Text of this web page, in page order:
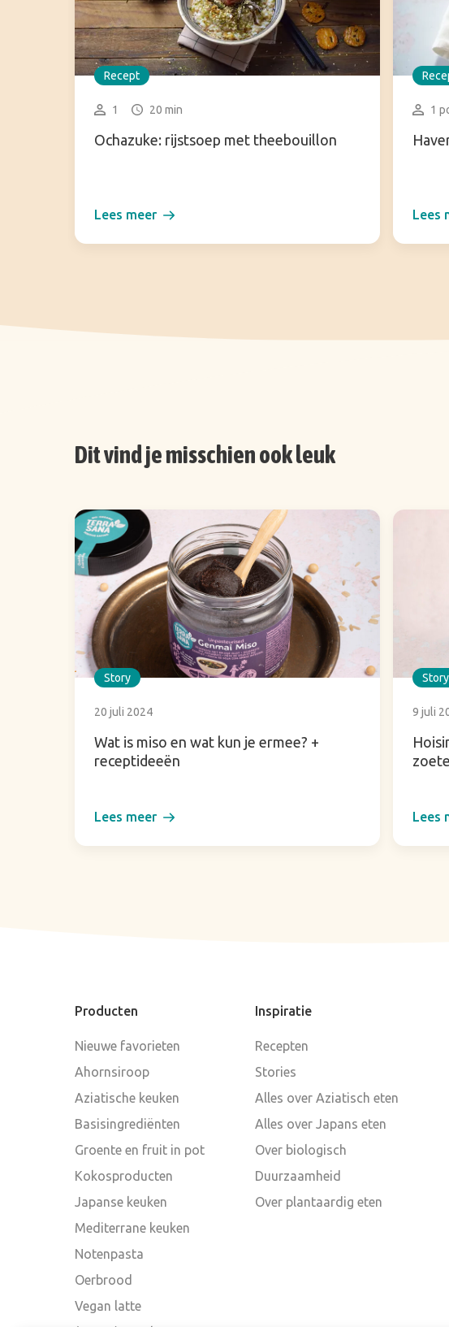
Recept
1 20 min
Ochazuke: rijstsoep met theebouillon
Lees meer
1
Lees
Dit vind je misschien ook leuk
Story
20 juli 2024
Wat is miso en wat kun je ermee? +
receptideeën
Lees meer
Story
9 juli
Lees
Producten
Nieuwe favorieten
Ahornsiroop
Aziatische keuken
Basisingrediënten
Groente en fruit in pot
Kokosproducten
Japanse keuken
Mediterrane keuken
Notenpasta
Oerbrood
Vegan latte
Inspiratie
Recepten
Stories
Alles over Aziatisch eten
Alles over Japans eten
Over biologisch
Duurzaamheid
Over plantaardig eten